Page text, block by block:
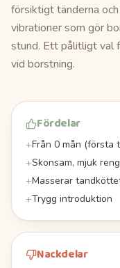
försiktigt tänderna
vibrationer som gör
stund. Ett pålitligt val
vid borstning.
Fördelar
+Från 0 mån (första
+Skonsam, mjuk
+Masserar
+Trygg introduktion
Nackdelar